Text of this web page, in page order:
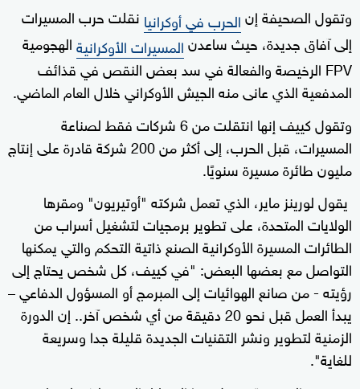
وتقول الصحيفة إنالحرب في أوكرانيا نقلت حرب المسيرات
إلى آفاق جديدة، حيث ساعدنالمسيرات الأوكرانيةالهجومية
FPV الرخيصة والفعالة في سد بعض النقص في قذائف
المدفعية الذي عانى منه الجيش الأوكراني خلال العام الماضي.
وتقول كييف إنها انتقلت من 6 شركات فقط لصناعة
المسيرات، قبل الحرب، إلى أكثر من 200 شركة قادرة على إنتاج
مليون طائرة مسيرة سنويًا.
يقول لورينز ماير، الذي تعمل شركته "أوتيريون" ومقرها
الولايات المتحدة، على تطوير برمجيات لتشغيل أسراب من
الطائرات المسيرة الأوكرانية الصنع ذاتية التحكم والتي يمكنها
التواصل مع بعضها البعض: "في كييف، كل شخص يحتاج إلى
رؤيته - من صانع الهوائيات إلى المبرمج أو المسؤول الدفاعي –
يبدأ العمل قبل نحو 20 دقيقة من أي شخص آخر.. إن الدورة
الزمنية لتطوير ونشر التقنيات الجديدة قليلة جدا وسريعة
للغاية".